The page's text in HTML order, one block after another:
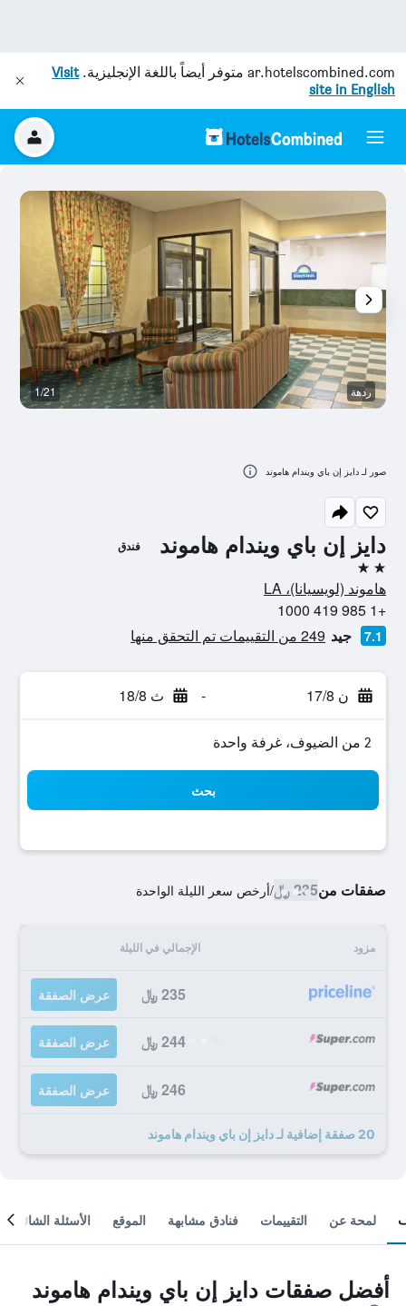
ar.hotelscombined.com متوفر أيضاً باللغة الإنجليزية.Visit
site in English
دايز إن باي ويندام هاموند فندق
2 نجمتين
هاموند (لويسيانا)، LA
+1 985 419 1000
7.1 جيد 249 من التقييمات تم التحقق منها
ن 17/8 - ث 18/8
2 من الضيوف، غرفة واحدة
بحث
صفقات من235 ﷼ /أرخص سعر الليلة الواحدة
مزود الإجمالي في الليلة
235 ﷼ عرض الصفقة
244 ﷼ عرض الصفقة
246 ﷼ عرض الصفقة
20 صفقة إضافية لـ دايز إن باي ويندام هاموند
ردهة 1/21
صور لـ دايز إن باي ويندام هاموند
لمحة عن التقييمات فنادق مشابهة الموقع الأسئلة الشائعة
أفضل صفقات دايز إن باي ويندام هاموند